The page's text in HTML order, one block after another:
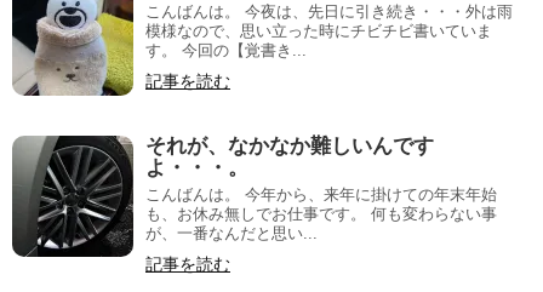
こんばんは。 今夜は、先日に引き続き・・・外は雨
模様なので、思い立った時にチビチビ書いていま
す。 今回の【覚書き...
記事を読む
それが、なかなか難しいんです
よ・・・。
こんばんは。 今年から、来年に掛けての年末年始
も、お休み無しでお仕事です。 何も変わらない事
が、一番なんだと思い...
記事を読む